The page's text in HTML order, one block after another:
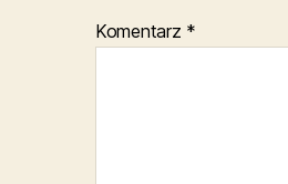
Komentarz *